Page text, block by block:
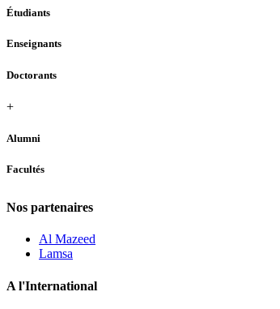
Étudiants
Enseignants
Doctorants
+
Alumni
Facultés
Nos partenaires
Al Mazeed
Lamsa
A l'International